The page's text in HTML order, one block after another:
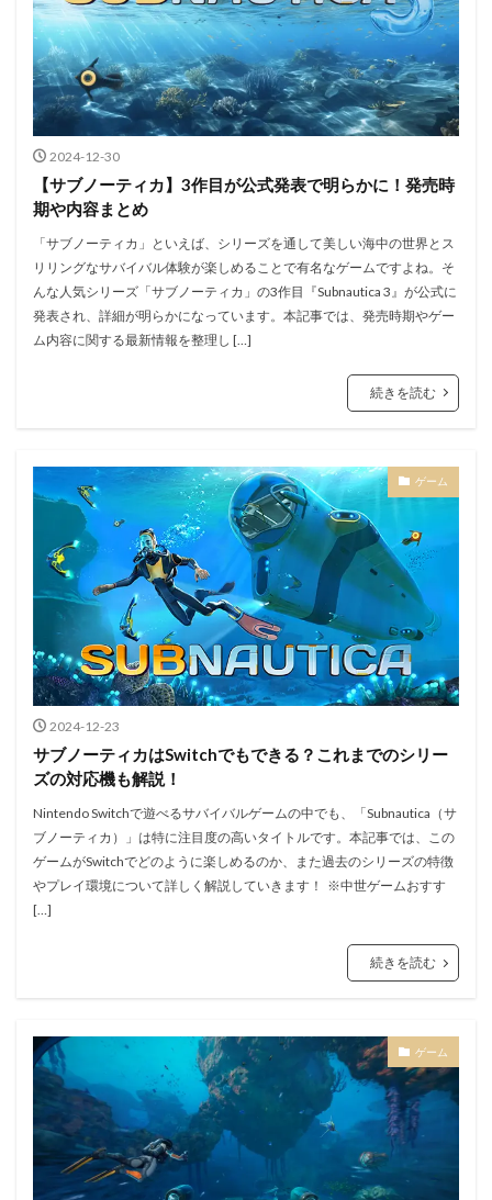
2024-12-30
【サブノーティカ】3作目が公式発表で明らかに！発売時
期や内容まとめ
「サブノーティカ」といえば、シリーズを通して美しい海中の世界とス
リリングなサバイバル体験が楽しめることで有名なゲームですよね。そ
んな人気シリーズ「サブノーティカ」の3作目『Subnautica 3』が公式に
発表され、詳細が明らかになっています。本記事では、発売時期やゲー
ム内容に関する最新情報を整理し […]
続きを読む
ゲーム
2024-12-23
サブノーティカはSwitchでもできる？これまでのシリー
ズの対応機も解説！
Nintendo Switchで遊べるサバイバルゲームの中でも、「Subnautica（サ
ブノーティカ）」は特に注目度の高いタイトルです。本記事では、この
ゲームがSwitchでどのように楽しめるのか、また過去のシリーズの特徴
やプレイ環境について詳しく解説していきます！ ※中世ゲームおすす
[…]
続きを読む
ゲーム